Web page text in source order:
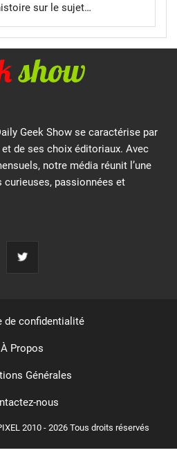
sur le sujet…
Geek Show se caractérise par
de ses choix éditoriaux. Avec
notre média réunit l’une
passionnées et
2010 - 2026 Tous droits réservés
de confidentialité
À Propos
Générales
nous